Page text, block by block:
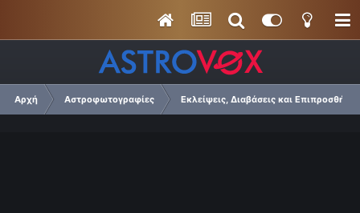
Αρχή Αστροφωτογραφίες Εκλείψεις, Διαβάσεις και